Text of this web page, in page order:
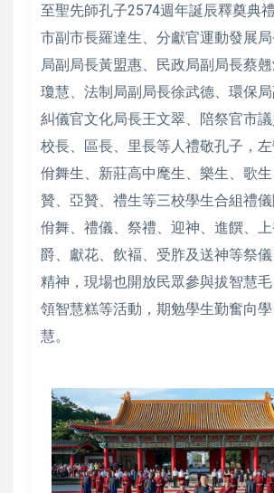
至聖先師孔子2574週年誕辰釋奠典
市副市長羅達生、分獻官運動發展
局副局長黃盟惠、民政局副局長蔡
瓊慧、法制局副局長徐武德、環保局
糾儀官文化局長王文翠、陪祭官市
校長、區長、里長等人禮敬孔子，
佾舞生、新莊高中麾生、樂生、歌
贊、亞贊、禮生等三校學生合組禮
佾舞、禮儀、祭禮、迎神、進饌、
爵、獻花、飲褔、受胙及送神等祭
精神，現場也開放民眾參與拔智慧毛
領智慧糕等活動，期勉學生勤奮向
慧。